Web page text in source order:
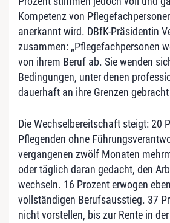
Kompetenz von
anerkannt wird. DBfK-Präsidentin
zusammen: „Pflegefachpersonen
von ihrem Beruf ab. Sie wenden
Bedingungen, unter denen
dauerhaft an ihre Grenzen
Die Wechselbereitschaft steigt: 20
Pflegenden ohne
vergangenen zwölf Monaten
oder täglich daran gedacht, den
wechseln. 16 Prozent erwogen
vollständigen Berufsausstieg. 37
nicht vorstellen, bis zur Rente in